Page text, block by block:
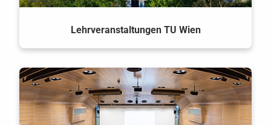
Lehrveranstaltungen TU Wien